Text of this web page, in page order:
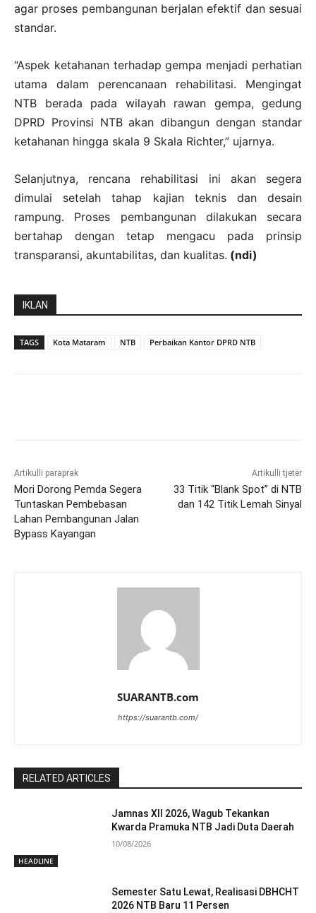
agar proses pembangunan berjalan efektif dan sesuai
standar.
“Aspek ketahanan terhadap gempa menjadi perhatian
utama dalam perencanaan rehabilitasi. Mengingat
NTB berada pada wilayah rawan gempa, gedung
DPRD Provinsi NTB akan dibangun dengan standar
ketahanan hingga skala 9 Skala Richter,” ujarnya.
Selanjutnya, rencana rehabilitasi ini akan segera
dimulai setelah tahap kajian teknis dan desain
rampung. Proses pembangunan dilakukan secara
bertahap dengan tetap mengacu pada prinsip
transparansi, akuntabilitas, dan kualitas. (ndi)
IKLAN
TAGS Kota Mataram NTB Perbaikan Kantor DPRD NTB
Artikulli paraprak
Mori Dorong Pemda Segera
Tuntaskan Pembebasan
Lahan Pembangunan Jalan
Bypass Kayangan
Artikulli tjetër
33 Titik “Blank Spot” di NTB
dan 142 Titik Lemah Sinyal
SUARANTB.com
https://suarantb.com/
RELATED ARTICLES
HEADLINE
Jamnas XII 2026, Wagub Tekankan
Kwarda Pramuka NTB Jadi Duta Daerah
10/08/2026
Semester Satu Lewat, Realisasi DBHCHT
2026 NTB Baru 11 Persen